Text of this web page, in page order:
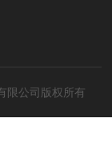
限公司版权所有